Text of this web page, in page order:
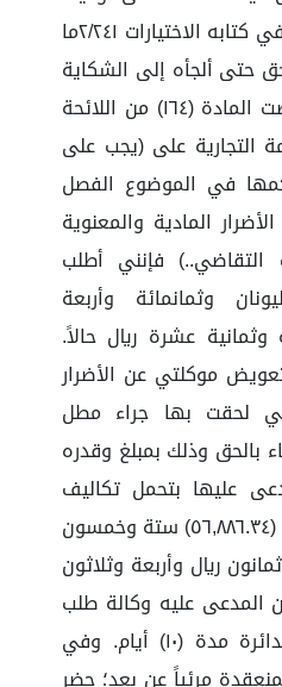
وقد أورد شيخ الإسلام في كتابه الاختيارات ٢/٢٤١ما
ألجأه إلى الشكاية
فعليه ما غرمه) وقد نصت المادة (١٦٤) من اللائحة
التجارية على (يجب على
في الموضوع الفصل
المادية والمعنوية
فإنني أطلب
مليونان وثمانمائة وأربعة
وثمانية عشرة ريال حالاً.
موكلتي عن الأضرار
لحقت بها جراء مطل
بالحق وذلك بمبلغ وقدره
عليها بتحمل تكاليف
القضائية المقدره بمبلغ (٥٦,٨٨٦.٣٤) ستة وخمسون
ريال وأربعة وثلاثون
المدعى عليه وكالة طلب
مهلة للرد، فأمهلت الدائرة مدة (١٠) أيام. وفي
٢ / ١٤٤٤هـ المنعقدة مرئياً عن بعد؛ حضر